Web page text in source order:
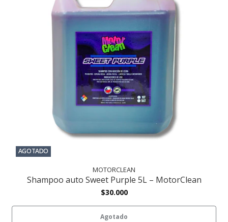
AGOTADO
MOTORCLEAN
Shampoo auto Sweet Purple 5L – MotorClean
$30.000
Agotado